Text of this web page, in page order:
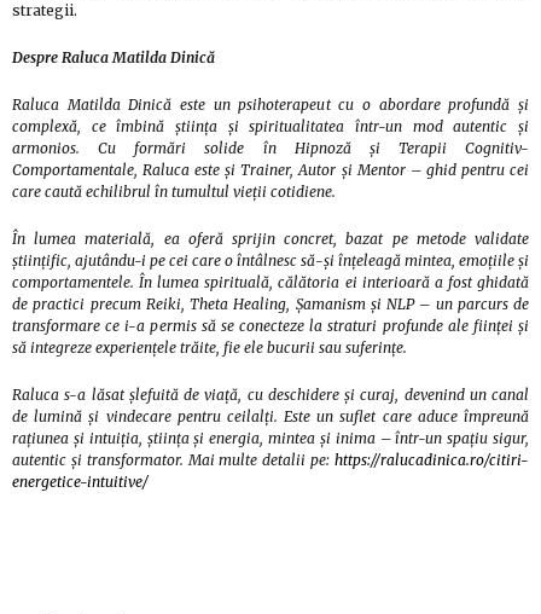
strategii.
Despre Raluca Matilda Dinică
Raluca Matilda Dinică este un psihoterapeut cu o abordare profundă și
complexă, ce îmbină știința și spiritualitatea într-un mod autentic și
armonios. Cu formări solide în Hipnoză și Terapii Cognitiv-
Comportamentale, Raluca este și Trainer, Autor și Mentor – ghid pentru cei
care caută echilibrul în tumultul vieții cotidiene.
În lumea materială, ea oferă sprijin concret, bazat pe metode validate
științific, ajutându-i pe cei care o întâlnesc să-și înțeleagă mintea, emoțiile și
comportamentele. În lumea spirituală, călătoria ei interioară a fost ghidată
de practici precum Reiki, Theta Healing, Șamanism și NLP – un parcurs de
transformare ce i-a permis să se conecteze la straturi profunde ale ființei și
să integreze experiențele trăite, fie ele bucurii sau suferințe.
Raluca s-a lăsat șlefuită de viață, cu deschidere și curaj, devenind un canal
de lumină și vindecare pentru ceilalți. Este un suflet care aduce împreună
rațiunea și intuiția, știința și energia, mintea și inima – într-un spațiu sigur,
autentic și transformator. Mai multe detalii pe: https://ralucadinica.ro/citiri-
energetice-intuitive/